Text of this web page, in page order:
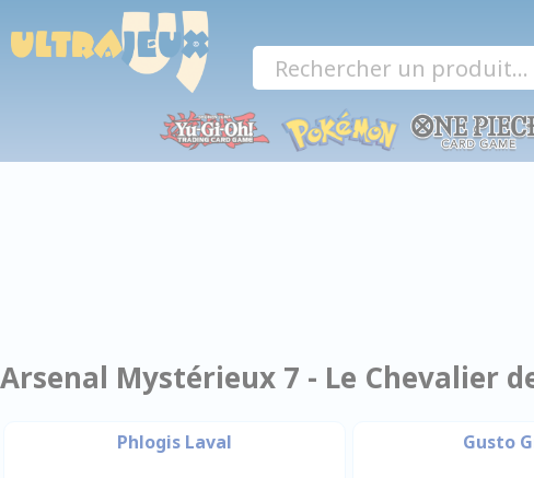
Arsenal Mystérieux 7 - Le Chevalier
Phlogis Laval Gusto
Panneau de gestion des cookies